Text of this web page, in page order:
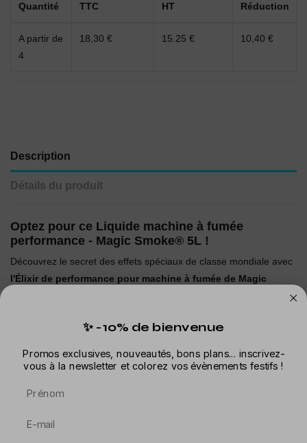
Quantité
TTC
HT
Réduction
A partir de
4
18,30 € 15.25 € 10,40 €
Description
Détails du produit
Optez pour ce Liquide machine à fumée
performance - Magic Smoke® 5L !
Découvrez le secret des effets spéciaux de classe mondiale avec
l'Élixir de performance pour machine à fumée de Magic
Ce bidon de 5 litres
qualité de la fumée est primordiale.
d'un corps de chauffe, ce liquide vous offre une fumée dense à la
mystérieuse qui captivera votre public.
✨ -10% de bienvenue
Promos exclusives, nouveautés, bons plans... inscrivez-
vous à la newsletter et colorez vos évènements festifs !